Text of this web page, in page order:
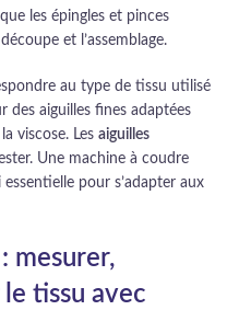
les épingles et pinces
et l’assemblage.
au type de tissu utilisé
des aiguilles fines adaptées
viscose. Les aiguilles
Une machine à coudre
pour s’adapter aux
mesurer,
tissu avec